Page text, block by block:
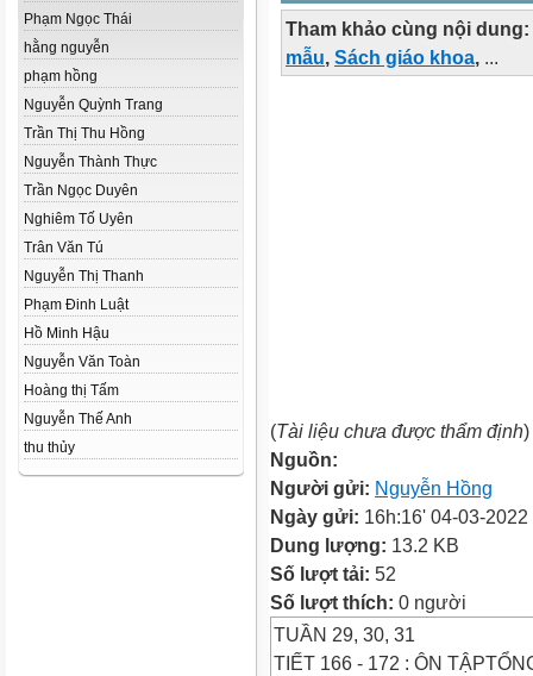
Phạm Ngọc Thái
hằng nguyễn
phạm hồng
Nguyễn Quỳnh Trang
Trần Thị Thu Hồng
Nguyễn Thành Thực
Trần Ngọc Duyên
Nghiêm Tố Uyên
Trân Văn Tú
Nguyễn Thị Thanh
Phạm Đinh Luật
Hồ Minh Hậu
Nguyễn Văn Toàn
Hoàng thị Tấm
Nguyễn Thế Anh
thu thủy
Tham khảo cùng nội dung:
mẫu, Sách giáo khoa, ...
(Tài liệu chưa được thẩm định)
Nguồn:
Người gửi: Nguyễn Hồng
Ngày gửi: 16h:16' 04-03-2022
Dung lượng: 13.2 KB
Số lượt tải: 52
Số lượt thích: 0 người
TUẦN 29, 30, 31
TIẾT 166 - 172 : ÔN